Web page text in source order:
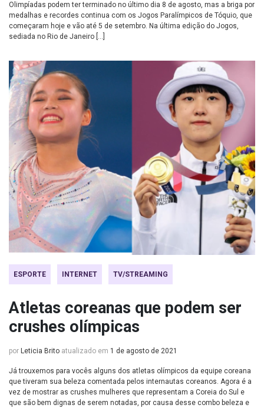
Olimpíadas podem ter terminado no último dia 8 de agosto, mas a briga por
medalhas e recordes continua com os Jogos Paralímpicos de Tóquio, que
começaram hoje e vão até 5 de setembro. Na última edição do Jogos,
sediada no Rio de Janeiro […]
ESPORTE INTERNET TV/STREAMING
Atletas coreanas que podem ser
crushes olímpicas
por Leticia Brito atualizado em 1 de agosto de 2021
Já trouxemos para vocês alguns dos atletas olímpicos da equipe coreana
que tiveram sua beleza comentada pelos internautas coreanos. Agora é a
vez de mostrar as crushes mulheres que representam a Coreia do Sul e
que são bem dignas de serem notadas, por causa desse combo beleza e